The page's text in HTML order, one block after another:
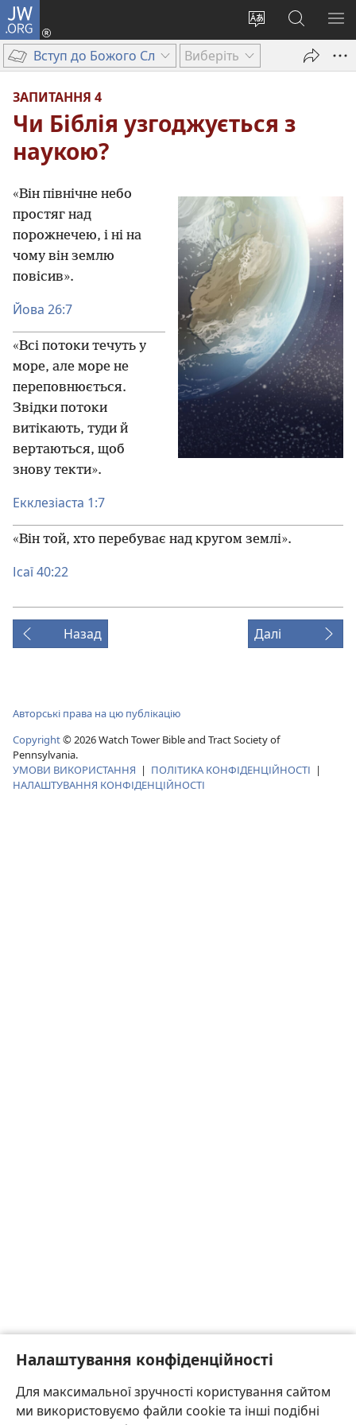
Налаштування конфіденційності
Для максимальної зручності користування сайтом
ми використовуємо файли cookie та інші подібні
JW.ORG
Змінити
мову
сайту
Увійти
(відкривається
у
новому
Пошук
на
сайті
Вступ до Божого Слова Виберіть
ЗАПИТАННЯ 4
Чи Біблія узгоджується з
наукою?
«Він північне небо
простяг над
порожнечею, і ні на
чому він землю
повісив».
Йова 26:7
«Всі потоки течуть у
море, але море не
переповнюється.
Звідки потоки
витікають, туди й
вертаються, щоб
знову текти».
Екклезіаста 1:7
«Він той, хто перебуває над кругом землі».
Ісаї 40:22
Назад Далі
Авторські права на цю публікацію
Copyright© 2026 Watch Tower Bible and Tract Society of
Pennsylvania.
УМОВИ ВИКОРИСТАННЯ | ПОЛІТИКА КОНФІДЕНЦІЙНОСТІ |
НАЛАШТУВАННЯ КОНФІДЕНЦІЙНОСТІ